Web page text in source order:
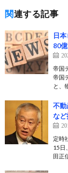
関連する記事
日
80
帝国
帝国
と、
不
な
定時
15日
田正